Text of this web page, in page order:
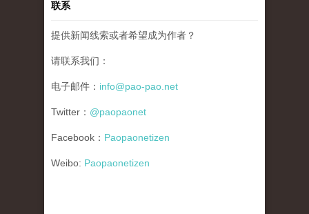
联系
提供新闻线索或者希望成为作者？
请联系我们：
电子邮件： info@pao-pao.net
Twitter： @paopaonet
Facebook： Paopaonetizen
Weibo: Paopaonetizen